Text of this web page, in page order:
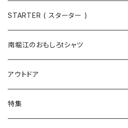
半袖
長袖
手袋
ソックス
Tシャツ・カットソー
ボトムス
アウター
STARTER ( スターター )
南堀江のおもしろtシャツ
アウトドア
寝具・寝袋・ブランケット
特集